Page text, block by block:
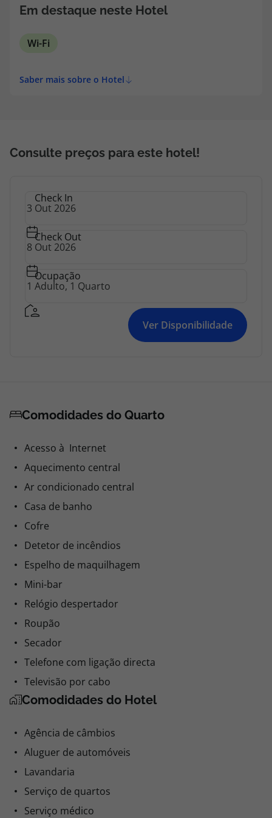
topatlantico@topatlantico.com
Em destaque neste Hotel
Wi-Fi
Saber mais sobre o Hotel
Consulte preços para este hotel!
Check In
Check Out
Ocupação
Ver Disponibilidade
Comodidades do Quarto
Acesso à Internet
Aquecimento central
Ar condicionado central
Casa de banho
Cofre
Detetor de incêndios
Espelho de maquilhagem
Mini-bar
Relógio despertador
Roupão
Secador
Telefone com ligação directa
Televisão por cabo
Comodidades do Hotel
Agência de câmbios
Aluguer de automóveis
Lavandaria
Serviço de quartos
Serviço médico